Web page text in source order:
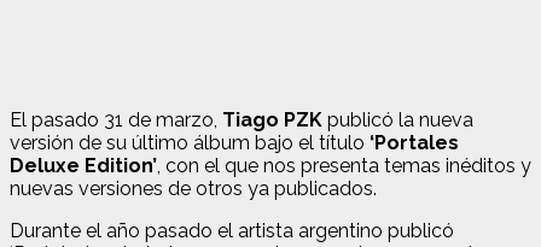
El pasado 31 de marzo, Tiago PZK publicó la nueva
versión de su último álbum bajo el título ‘Portales
Deluxe Edition’, con el que nos presenta temas inéditos y
nuevas versiones de otros ya publicados.
Durante el año pasado el artista argentino publicó